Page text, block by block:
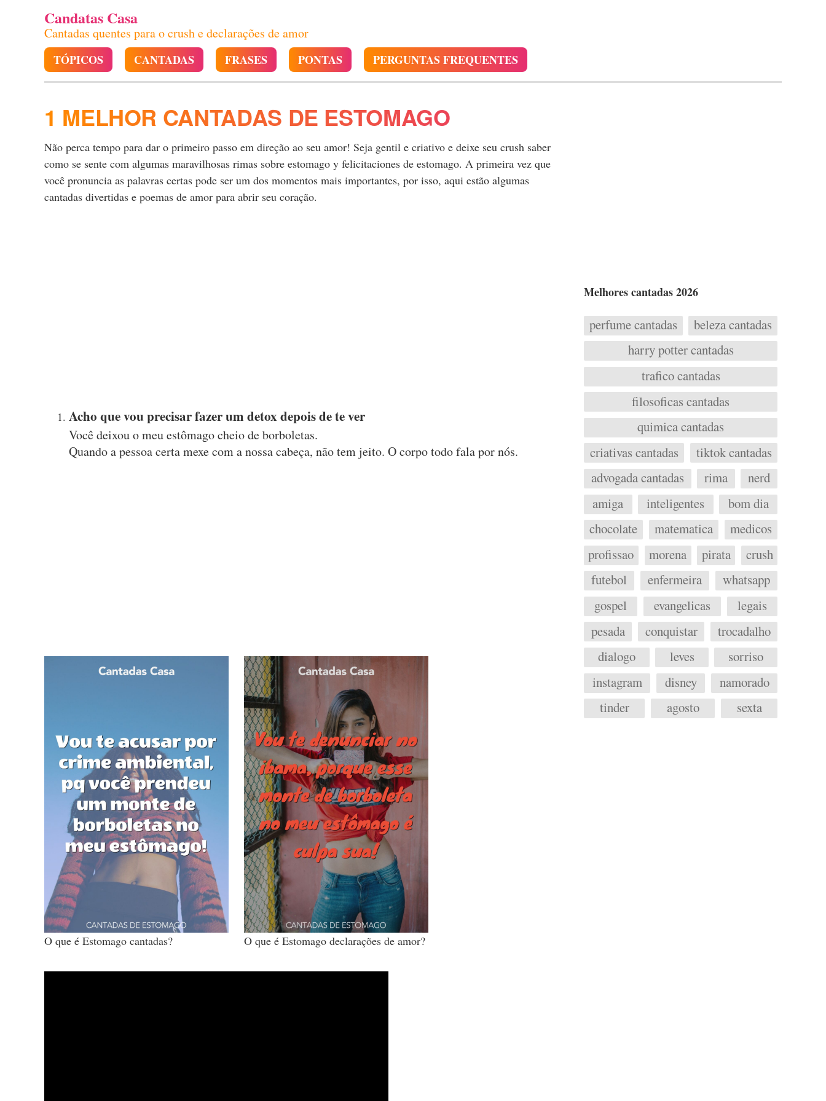
Candatas Casa
Cantadas quentes para o crush e declarações de amor
TÓPICOS CANTADAS FRASES PONTAS PERGUNTAS FREQUENTES
1 MELHOR CANTADAS DE ESTOMAGO
Não perca tempo para dar o primeiro passo em direção ao seu amor! Seja gentil e criativo e deixe seu crush saber
como se sente com algumas maravilhosas rimas sobre estomago y felicitaciones de estomago. A primeira vez que
você pronuncia as palavras certas pode ser um dos momentos mais importantes, por isso, aqui estão algumas
cantadas divertidas e poemas de amor para abrir seu coração.
Acho que vou precisar fazer um detox depois de te ver
Você deixou o meu estômago cheio de borboletas.
Quando a pessoa certa mexe com a nossa cabeça, não tem jeito. O corpo todo fala por nós.
O que é Estomago cantadas? O que é Estomago declarações de amor?
Melhores cantadas 2026
perfume cantadas
beleza cantadas
harry potter cantadas
trafico cantadas
filosoficas cantadas
quimica cantadas
criativas cantadas
tiktok cantadas
advogada cantadas
rima
nerd
amiga
inteligentes
bom dia
chocolate
matematica
medicos
profissao
morena pirata
crush
futebol
enfermeira
whatsapp
gospel
evangelicas
legais
pesada
conquistar
trocadalho
dialogo
leves
sorriso
instagram
disney
namorado
tinder
agosto sexta